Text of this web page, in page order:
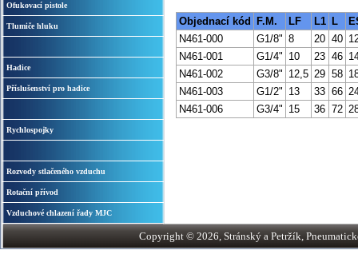
Ofukovací pistole
Tlumiče hluku
Hadice
Příslušenství pro hadice
Rychlospojky
Rozvody stlačeného vzduchu
Rotační přívod
Vzduchové chlazení řady MJC
Objednací kód F.M. LF L1 L
N461-000
G1/8" 8 20 40
N461-001
G1/4" 10 23 46
N461-002
G3/8" 12,5 29 58
N461-003
G1/2" 13 33 66
N461-006
G3/4" 15 36 72
Copyright © 2026, Stránský a Petržík,